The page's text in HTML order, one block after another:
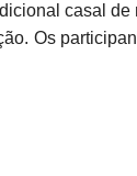
casal de
Os